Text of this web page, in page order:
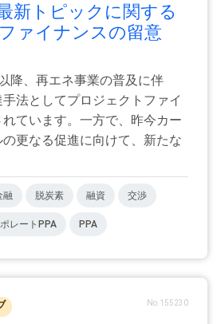
新トピックに関する
ァイナンスの留意
降、再エネ事業の普及に伴
法としてプロジェクトファイ
ています。一方で、昨今カー
更なる促進に向けて、新たな
融 脱炭素 融資 交渉
レートPPA PPA
No.155230